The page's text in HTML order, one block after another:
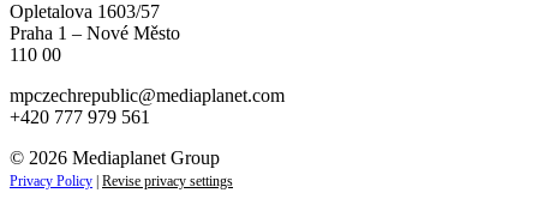
Opletalova 1603/57
Praha 1 – Nové Město
110 00
mpczechrepublic@mediaplanet.com
+420 777 979 561
© 2026 Mediaplanet Group
Privacy Policy Revise privacy settings